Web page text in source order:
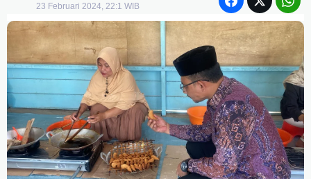
23 Februari 2024, 22:1 WIB